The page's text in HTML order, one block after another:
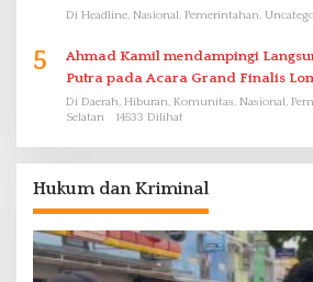
Di Headline, Nasional, Pemerintahan,
5
Ahmad Kamil mendampingi Langsung Dike Mandala
Putra pada Acara Grand Finalis
Proklamasi Mirip Bung Karno di
Di Daerah, Hiburan, Komunitas, Nasional,
Selatan
14533 Dilihat
Hukum dan Kriminal